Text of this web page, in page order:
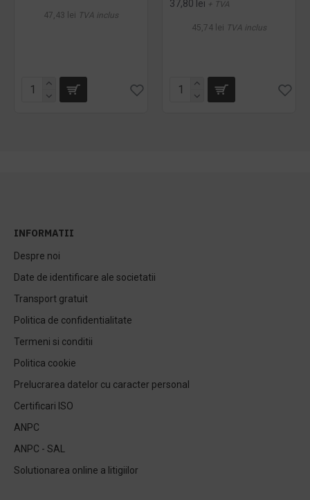
47,43 lei TVA inclus
37,80 lei + TVA
45,74 lei TVA inclus
INFORMATII
Despre noi
Date de identificare ale societatii
Transport gratuit
Politica de confidentialitate
Termeni si conditii
Politica cookie
Prelucrarea datelor cu caracter personal
Certificari ISO
ANPC
ANPC - SAL
Solutionarea online a litigiilor